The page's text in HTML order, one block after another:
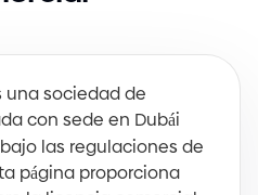
una sociedad de
con sede en Dubái
las regulaciones de
página proporciona